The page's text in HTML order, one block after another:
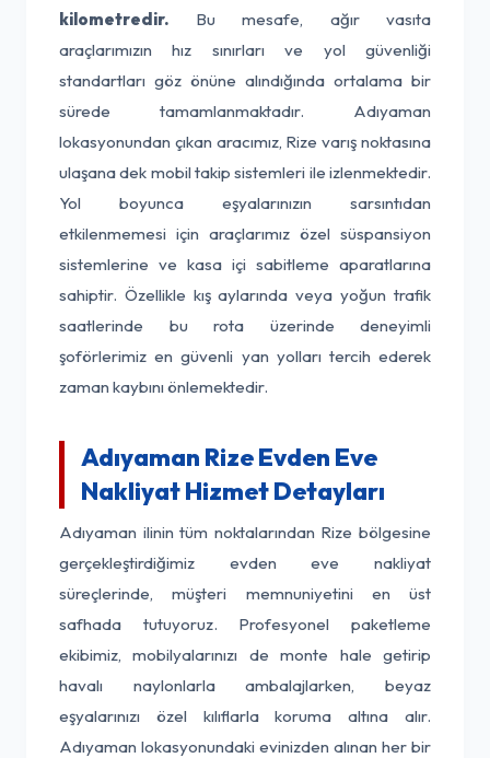
kilometredir. Bu mesafe, ağır vasıta
araçlarımızın hız sınırları ve yol güvenliği
standartları göz önüne alındığında ortalama bir
sürede tamamlanmaktadır. Adıyaman
lokasyonundan çıkan aracımız, Rize varış noktasına
ulaşana dek mobil takip sistemleri ile izlenmektedir.
Yol boyunca eşyalarınızın sarsıntıdan
etkilenmemesi için araçlarımız özel süspansiyon
sistemlerine ve kasa içi sabitleme aparatlarına
sahiptir. Özellikle kış aylarında veya yoğun trafik
saatlerinde bu rota üzerinde deneyimli
şoförlerimiz en güvenli yan yolları tercih ederek
zaman kaybını önlemektedir.
Adıyaman Rize Evden Eve
Nakliyat Hizmet Detayları
Adıyaman ilinin tüm noktalarından Rize bölgesine
gerçekleştirdiğimiz evden eve nakliyat
süreçlerinde, müşteri memnuniyetini en üst
safhada tutuyoruz. Profesyonel paketleme
ekibimiz, mobilyalarınızı de monte hale getirip
havalı naylonlarla ambalajlarken, beyaz
eşyalarınızı özel kılıflarla koruma altına alır.
Adıyaman lokasyonundaki evinizden alınan her bir